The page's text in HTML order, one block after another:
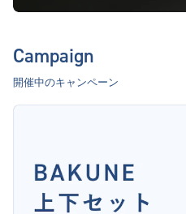
Campaign
開催中のキャンペーン